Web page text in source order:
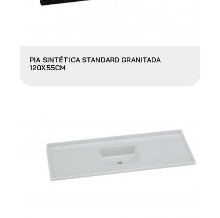
PIA SINTÉTICA STANDARD GRANITADA
120X55CM